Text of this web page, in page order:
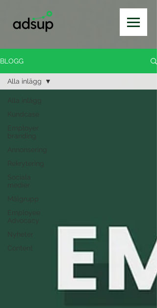
BLOGG
Alla inlägg
Kundcase
Employer
branding
Annonsering
Rekrytering
Sociala
medier
Målgrupp
Employee
Advocacy
Nyheter
Content
Alla inlägg